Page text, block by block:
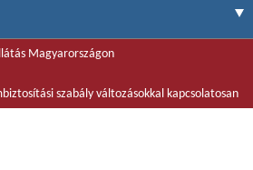
Magyarországon
szabály változásokkal kapcsolatosan